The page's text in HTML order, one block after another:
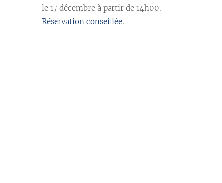
le 17 décembre à partir de 14h00.
Réservation conseillée.